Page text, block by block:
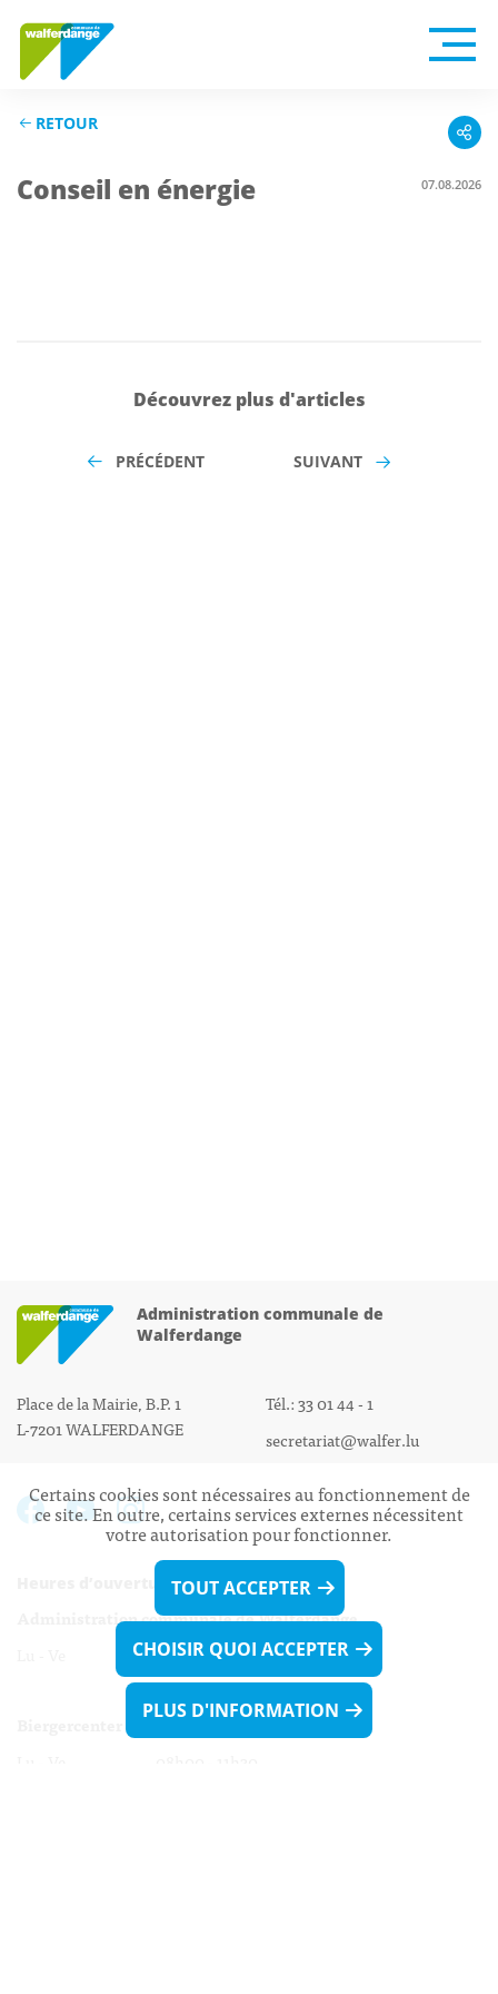
RETOUR
Conseil en énergie 07.08.2026
Découvrez plus d'articles
PRÉCÉDENT SUIVANT
Administration communale de
Walferdange
Place de la Mairie, B.P. 1
L-7201 WALFERDANGE
Tél.: 33 01 44 - 1
secretariat@walfer.lu
Heures d’ouverture:
Administration communale de Walferdange
Lu - Ve 08h00 - 11h30
13h30 - 16h00
Certains cookies sont nécessaires au fonctionnement de
ce site. En outre, certains services externes nécessitent
votre autorisation pour fonctionner.
TOUT ACCEPTER
CHOISIR QUOI ACCEPTER
PLUS D'INFORMATION